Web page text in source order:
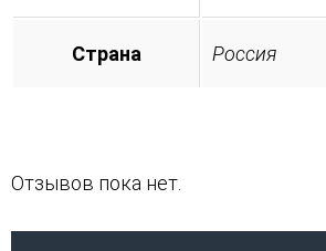
Страна Россия
Отзывов пока нет.